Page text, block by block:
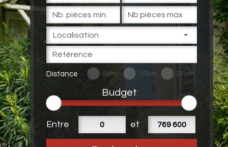
Localisation
Distance 5km 10km 25km
Budget
Entre et